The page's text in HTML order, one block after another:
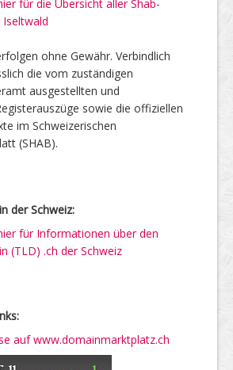
für die Übersicht aller Shab-
ohne Gewähr. Verbindlich
die vom zuständigen
ausgestellten und
sowie die offiziellen
im Schweizerischen
(SHAB).
der Schweiz:
für Informationen über den
(TLD) .ch der Schweiz
auf www.domainmarktplatz.ch